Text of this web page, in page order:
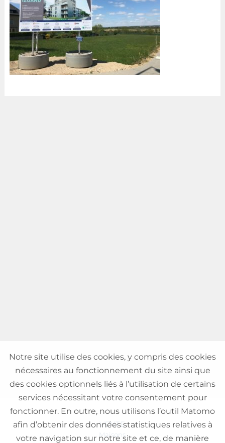
VENTE
Maisons
Notre site utilise des cookies, y compris des cookies
nécessaires au fonctionnement du site ainsi que
des cookies optionnels liés à l’utilisation de certains
services nécessitant votre consentement pour
fonctionner. En outre, nous utilisons l’outil Matomo
afin d’obtenir des données statistiques relatives à
votre navigation sur notre site et ce, de manière